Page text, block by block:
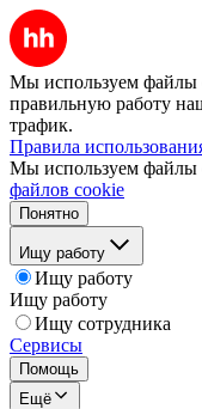
Мы используем файлы
правильную работу
трафик.
Правила
Мы используем файлы
файлов cookie
Понятно
Ищу работу
Ищу работу
Ищу работу
Ищу сотрудника
Сервисы
Помощь
Ещё